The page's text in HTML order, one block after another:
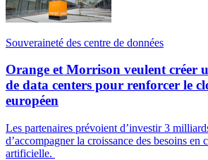
Souveraineté des centre de données
Orange et Morrison veulent créer
de data centers pour renforcer le
européen
Les partenaires prévoient d’investir 3
d’accompagner la croissance des besoins en
artificielle.